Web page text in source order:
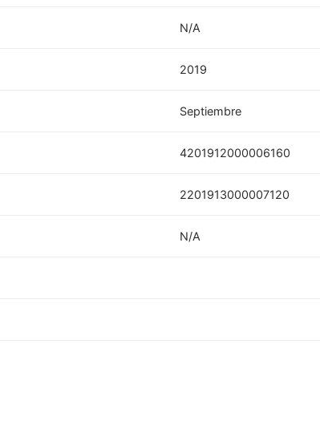
N/A
2019
Septiembre
4201912000006160
2201913000007120
N/A